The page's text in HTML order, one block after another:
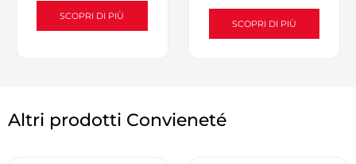
SCOPRI DI PIÙ
SCOPRI DI PIÙ
Altri prodotti Convieneté